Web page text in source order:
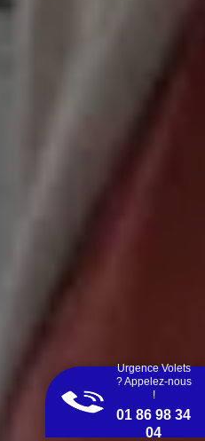
Urgence Volets
? Appelez-nous
!
01 86 98 34
04